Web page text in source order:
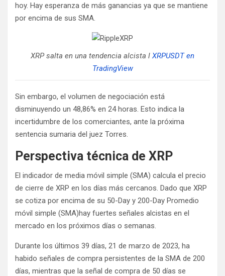
hoy. Hay esperanza de más ganancias ya que se mantiene
por encima de sus SMA.
XRP salta en una tendencia alcista l XRPUSDT en
TradingView
Sin embargo, el volumen de negociación está
disminuyendo un 48,86% en 24 horas. Esto indica la
incertidumbre de los comerciantes, ante la próxima
sentencia sumaria del juez Torres.
Perspectiva técnica de XRP
El indicador de media móvil simple (SMA) calcula el precio
de cierre de XRP en los días más cercanos. Dado que XRP
se cotiza por encima de su 50-Day y 200-Day Promedio
móvil simple (SMA)hay fuertes señales alcistas en el
mercado en los próximos días o semanas.
Durante los últimos 39 días, 21 de marzo de 2023, ha
habido señales de compra persistentes de la SMA de 200
días, mientras que la señal de compra de 50 días se